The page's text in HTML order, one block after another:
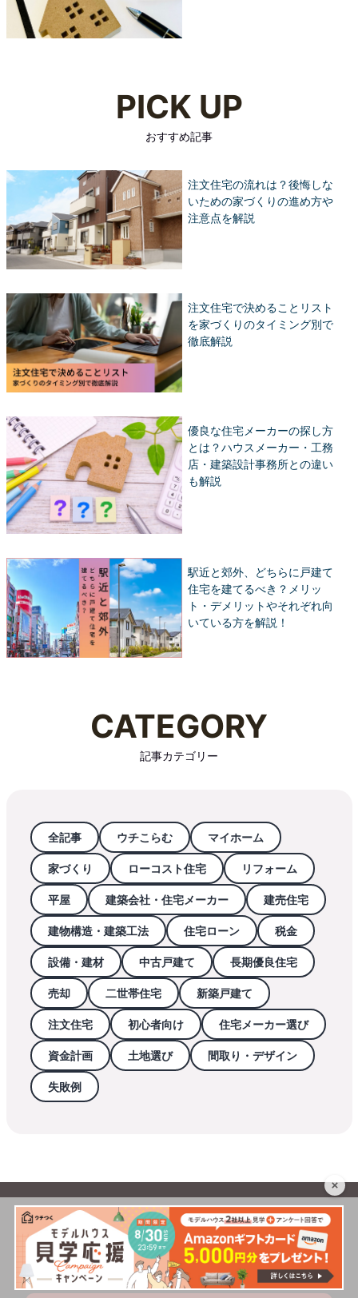
PICK UP
おすすめ記事
注文住宅の流れは？後悔しな
いための家づくりの進め方や
注意点を解説
注文住宅で決めることリスト
を家づくりのタイミング別で
徹底解説
優良な住宅メーカーの探し方
とは？ハウスメーカー・工務
店・建築設計事務所との違い
も解説
駅近と郊外、どちらに戸建て
住宅を建てるべき？メリッ
ト・デメリットやそれぞれ向
いている方を解説！
CATEGORY
記事カテゴリー
全記事 ウチこらむ マイホーム
家づくり ローコスト住宅 リフォーム
平屋 建築会社・住宅メーカー 建売住宅
建物構造・建築工法 住宅ローン 税金
設備・建材 中古戸建て 長期優良住宅
売却 二世帯住宅 新築戸建て
注文住宅 初心者向け 住宅メーカー選び
資金計画 土地選び 間取り・デザイン
失敗例